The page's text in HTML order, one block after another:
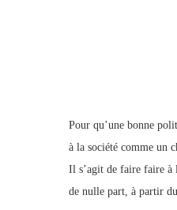
Pour qu’une bonne
à la société comme un
Il s’agit de faire faire à
de nulle part, à partir